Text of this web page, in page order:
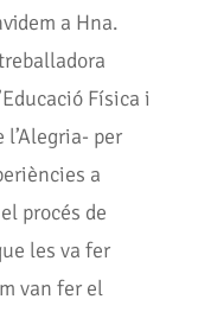
a Hna.
Física i
l’Alegria- per
a
procés de
les va fer
van fer el